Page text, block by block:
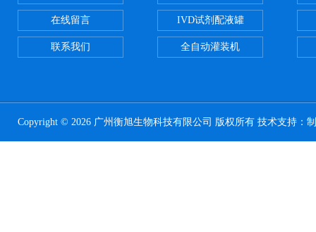
在线留言
联系我们
IVD试剂配液罐
全自动灌装机
Copyright © 2026 广州衡旭生物科技有限公司 版权所有 技术支持：